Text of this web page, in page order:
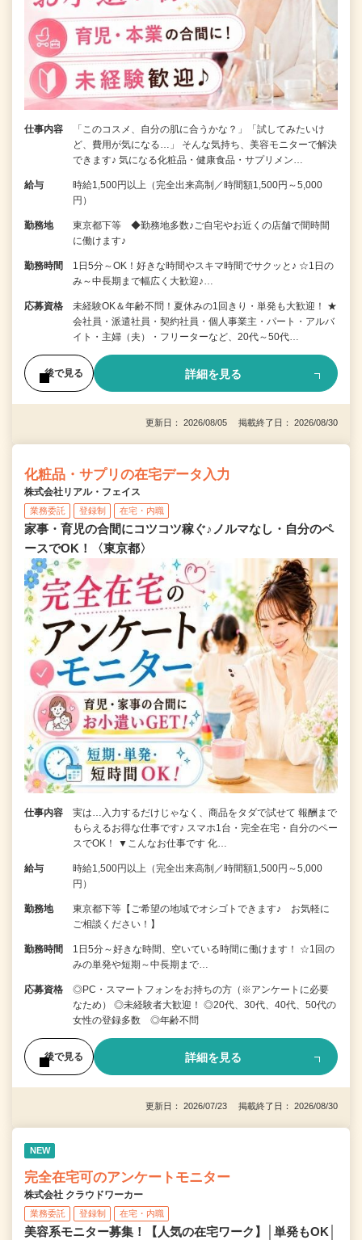
仕事内容
「このコスメ、自分の肌に合うかな？」「試してみたいけ
ど、費用が気になる…」 そんな気持ち、美容モニターで解決
できます♪ 気になる化粧品・健康食品・サプリメン…
給与
時給1,500円以上（完全出来高制／時間額1,500円～5,000
円）
勤務地
東京都下等 ◆勤務地多数♪ご自宅やお近くの店舗で間時間
に働けます♪
勤務時間
1日5分～OK！好きな時間やスキマ時間でサクッと♪ ☆1日の
み～中長期まで幅広く大歓迎♪…
応募資格
未経験OK＆年齢不問！夏休みの1回きり・単発も大歓迎！ ★
会社員・派遣社員・契約社員・個人事業主・パート・アルバ
イト・主婦（夫）・フリーターなど、20代～50代…
後で見る 詳細を見る
更新日： 2026/08/05 掲載終了日： 2026/08/30
化粧品・サプリの在宅データ入力
株式会社リアル・フェイス
業務委託 登録制 在宅・内職
家事・育児の合間にコツコツ稼ぐ♪ノルマなし・自分のペ
ースでOK！〈東京都〉
仕事内容
実は…入力するだけじゃなく、商品をタダで試せて 報酬まで
もらえるお得な仕事です♪ スマホ1台・完全在宅・自分のペー
スでOK！ ▼こんなお仕事です 化…
給与
時給1,500円以上（完全出来高制／時間額1,500円～5,000
円）
勤務地
東京都下等【ご希望の地域でオシゴトできます♪ お気軽に
ご相談ください！】
勤務時間
1日5分～好きな時間、空いている時間に働けます！ ☆1回の
みの単発や短期～中長期まで…
応募資格
◎PC・スマートフォンをお持ちの方（※アンケートに必要
なため） ◎未経験者大歓迎！ ◎20代、30代、40代、50代の
女性の登録多数 ◎年齢不問
後で見る 詳細を見る
更新日： 2026/07/23 掲載終了日： 2026/08/30
NEW
完全在宅可のアンケートモニター
株式会社 クラウドワーカー
業務委託 登録制 在宅・内職
美容系モニター募集！【人気の在宅ワーク】│単発もOK│